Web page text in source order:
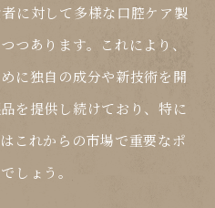
に対して多様な口腔ケア製
つあります。これにより、
に独自の成分や新技術を開
を提供し続けており、特に
これからの市場で重要なポ
しょう。